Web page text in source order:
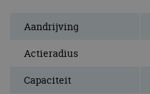
Aandrijving
Actieradius
Capaciteit